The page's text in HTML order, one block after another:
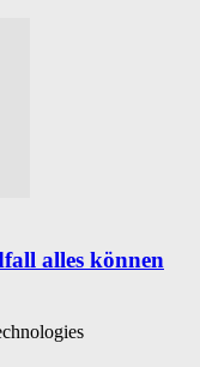
alles können